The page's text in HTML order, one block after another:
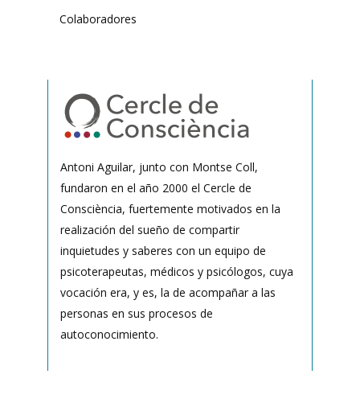
Colaboradores
Antoni Aguilar, junto con Montse Coll,
fundaron en el año 2000 el Cercle de
Consciència, fuertemente motivados en la
realización del sueño de compartir
inquietudes y saberes con un equipo de
psicoterapeutas, médicos y psicólogos, cuya
vocación era, y es, la de acompañar a las
personas en sus procesos de
autoconocimiento.